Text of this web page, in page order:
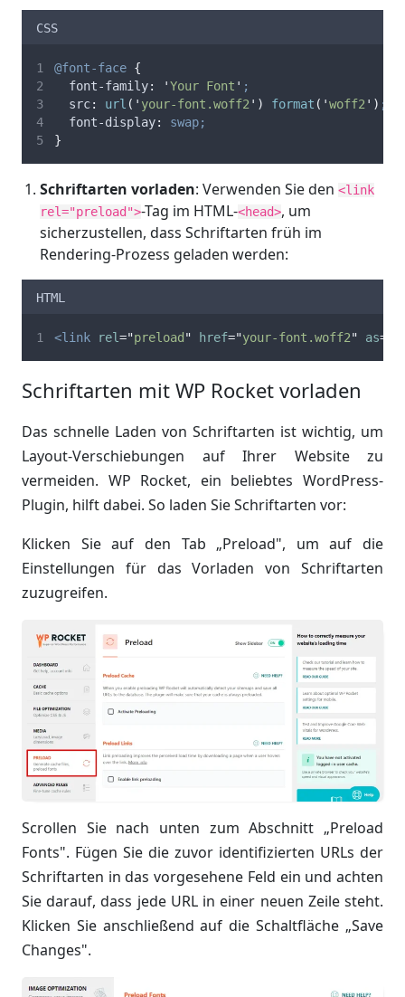
CSS
@font-face {
font-family: 'Your Font ' ;
src: url ( ' your-font.woff2 ' ) format ( 'woff2 ' ) ;
font-display:
swap;
}
Schriftarten vorladen: Verwenden Sie den <link
rel="preload">-Tag im HTML-<head>, um
sicherzustellen, dass Schriftarten früh im
Rendering-Prozess geladen werden:
HTML
<link rel="preload " href="your-font.woff2" as=
Schriftarten mit WP Rocket vorladen
Das schnelle Laden von Schriftarten ist wichtig, um
Layout-Verschiebungen auf Ihrer Website zu
vermeiden. WP Rocket, ein beliebtes WordPress-
Plugin, hilft dabei. So laden Sie Schriftarten vor:
Klicken Sie auf den Tab „Preload", um auf die
Einstellungen für das Vorladen von Schriftarten
zuzugreifen.
Scrollen Sie nach unten zum Abschnitt „Preload
Fonts". Fügen Sie die zuvor identifizierten URLs der
Schriftarten in das vorgesehene Feld ein und achten
Sie darauf, dass jede URL in einer neuen Zeile steht.
Klicken Sie anschließend auf die Schaltfläche „Save
Changes".